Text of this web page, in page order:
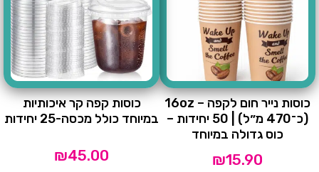
כוסות נייר חום לקפה – 16oz
(כ־470 מ״ל) | 50 יחידות –
כוס גדולה במיוחד
₪15.90
כוסות קפה קר איכותיות
במיוחד כולל מכסה-25 יחידות
₪45.00